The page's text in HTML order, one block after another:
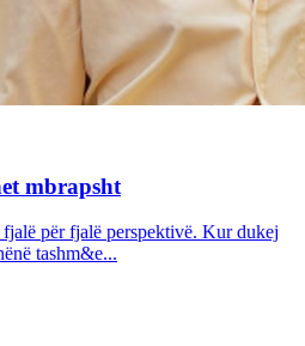
mbrapsht
për fjalë perspektivë. Kur dukej
tashm&e...